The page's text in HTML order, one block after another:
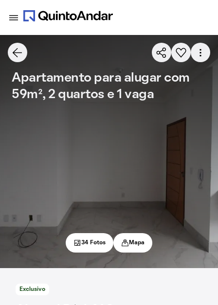
Exclusivo
Apartamento para alugar com
59m², 2 quartos e 1 vaga
34 Fotos Mapa